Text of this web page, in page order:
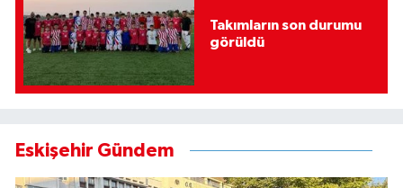
Takımların son durumu
görüldü
Eskişehir Gündem